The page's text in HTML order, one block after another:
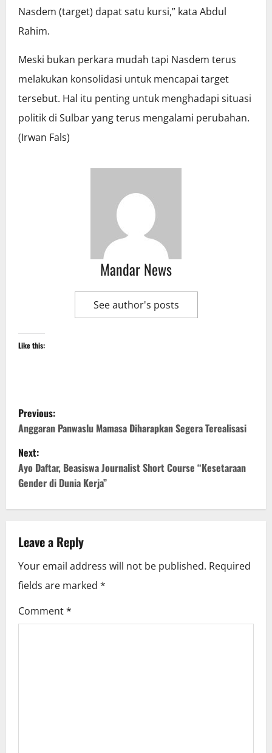
Nasdem (target) dapat satu kursi,” kata Abdul
Rahim.
Meski bukan perkara mudah tapi Nasdem terus
melakukan konsolidasi untuk mencapai target
tersebut. Hal itu penting untuk menghadapi situasi
politik di Sulbar yang terus mengalami perubahan.
(Irwan Fals)
Mandar News
See author's posts
Like this:
P
o
s
t
n
a
v
i
g
Previous:
Anggaran Panwaslu Mamasa Diharapkan Segera Terealisasi
Next:
Ayo Daftar, Beasiswa Journalist Short Course “Kesetaraan
Gender di Dunia Kerja”
Leave a Reply
Your email address will not be published. Required
fields are marked *
Comment*